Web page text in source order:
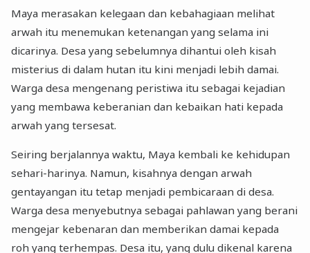
Maya merasakan kelegaan dan kebahagiaan melihat
arwah itu menemukan ketenangan yang selama ini
dicarinya. Desa yang sebelumnya dihantui oleh kisah
misterius di dalam hutan itu kini menjadi lebih damai.
Warga desa mengenang peristiwa itu sebagai kejadian
yang membawa keberanian dan kebaikan hati kepada
arwah yang tersesat.
Seiring berjalannya waktu, Maya kembali ke kehidupan
sehari-harinya. Namun, kisahnya dengan arwah
gentayangan itu tetap menjadi pembicaraan di desa.
Warga desa menyebutnya sebagai pahlawan yang berani
mengejar kebenaran dan memberikan damai kepada
roh yang terhempas. Desa itu, yang dulu dikenal karena